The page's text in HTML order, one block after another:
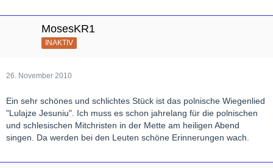
MosesKR1
INAKTIV
26. November 2010
Ein sehr schönes und schlichtes Stück ist das polnische Wiegenlied
"Lulajze Jesuniu". Ich muss es schon jahrelang für die polnischen
und schlesischen Mitchristen in der Mette am heiligen Abend
singen. Da werden bei den Leuten schöne Erinnerungen wach.